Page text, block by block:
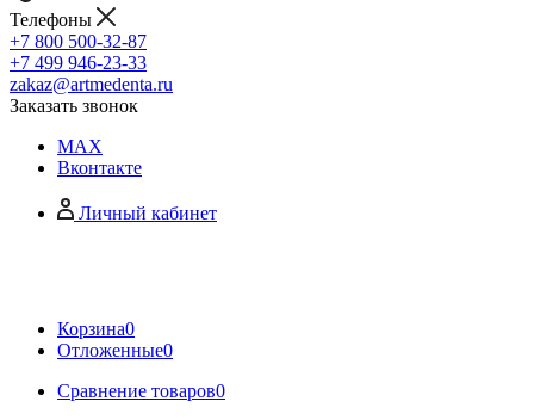
Телефоны
+7 800 500-32-87
+7 499 946-23-33
zakaz@artmedenta.ru
Заказать звонок
MAX
Вконтакте
Личный кабинет
Корзина0
Отложенные0
Сравнение товаров0